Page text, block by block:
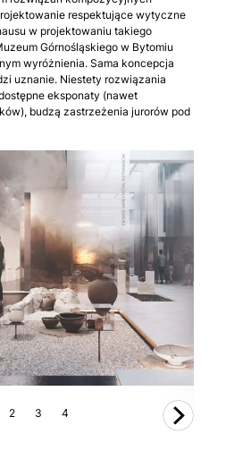
2 3 4
respektujące wytyczne
w projektowaniu takiego
Górnośląskiego w Bytomiu
wyróżnienia. Sama koncepcja
uznanie. Niestety rozwiązania
eksponaty (nawet
budzą zastrzeżenia jurorów pod